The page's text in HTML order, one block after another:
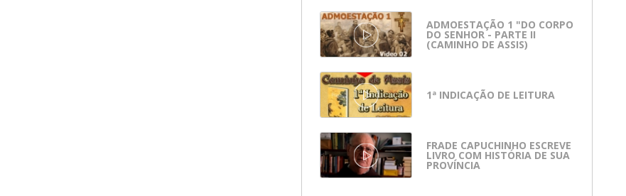
ADMOESTAÇÃO 1 "DO CORPO
DO SENHOR - PARTE II
(CAMINHO DE ASSIS)
1ª INDICAÇÃO DE LEITURA
FRADE CAPUCHINHO ESCREVE
LIVRO COM HISTÓRIA DE SUA
PROVÍNCIA